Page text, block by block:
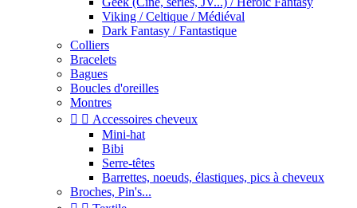
Viking / Celtique / Médiéval
Dark Fantasy / Fantastique
Colliers
Bracelets
Bagues
Boucles d'oreilles
Montres
  Accessoires cheveux
Mini-hat
Bibi
Serre-têtes
Barrettes, noeuds, élastiques, pics à cheveux
Broches, Pin's...